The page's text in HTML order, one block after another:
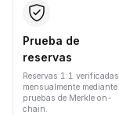
Prueba de
reservas
Reservas 1:1 verificadas
mensualmente mediante
pruebas de Merkle on-
chain.